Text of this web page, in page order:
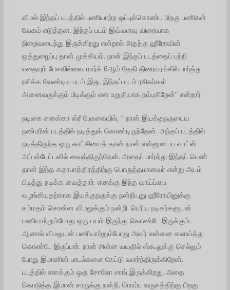
விமல் இந்தப் படத்தில் பணியாற்ற ஒப்புக்கொண்ட பிறகு பணிகள்
வேகம் எடுத்தன. இந்தப் படம் இவ்வளவு விரைவாக
நிறைவடைந்து இருக்கிறது என்றால் அதற்கு ஹீரோவின்
ஒத்துழைப்பு தான் முக்கியம். நான் இந்தப் படத்தைப் பற்றி
எதையும் பேசவில்லை. மார்ச் 6ஆம் தேதி திரையரங்கில் பார்த்து
ரசிக்க வேண்டிய படம் இது. இந்தப் படம் ரசிகர்கள்
அனைவருக்கும் பிடிக்கும் என உறுதியாக நம்புகிறேன்” என்றார்
நடிகை சனஸ்கா ஸ்ரீ பேசுகையில், ” நான் இயக்குநருடைய
நண்பரின் படத்தில் நடித்துக் கொண்டிருந்தேன். அந்தப் படத்தில்
நடித்திருந்த ஒரு காட்சியைத் தான் நான் என்னுடைய வாட்ஸ்
அப் ஸ்டேட்டஸில் வைத்திருந்தேன். அதைப் பார்த்து இந்தப் பெண்
தான் இந்த கதாபாத்திரத்திற்கு பொருத்தமானவர் என்று அடம்
பிடித்து நடிக்க வைத்தார். எனக்கு இந்த வாய்ப்பை
வழங்கியதற்காக இயக்குநருக்கு நன்றி.‌புது ஹீரோயினுக்கு
சம்மதம் சொன்ன விமலுக்கும் நன்றி. பெரிய நடிகர்களுடன்
பணியாற்றும்போது ஒரு பயம் இருந்து கொண்டே இருக்கும்.
ஆனால் விமலுடன் பணியாற்றும்போது அவர் என்னை கலாய்த்து
கொண்டே இருப்பார். நான் சின்ன வயதில் ஸ்கூலுக்கு செல்லும்
போது இமானின் பாடல்களை கேட்டு வளர்ந்திருக்கிறேன்.
படத்தில் எனக்கும் ஒரு சோலோ சாங் இருக்கிறது. அதை
கொடுத்த இமான் சாருக்கு நன்றி. ரொம்ப வருசத்திற்கு பிறகு